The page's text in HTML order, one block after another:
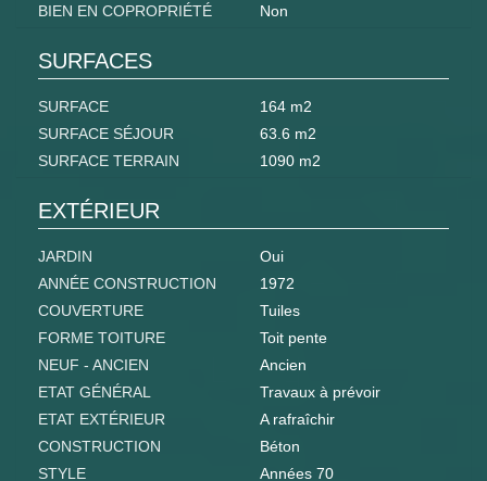
BIEN EN COPROPRIÉTÉ Non
SURFACES
SURFACE
164 m2
SURFACE SÉJOUR
63.6 m2
SURFACE TERRAIN
1090 m2
EXTÉRIEUR
JARDIN
Oui
ANNÉE CONSTRUCTION
1972
COUVERTURE
Tuiles
FORME TOITURE
Toit pente
NEUF - ANCIEN
Ancien
ETAT GÉNÉRAL
Travaux à prévoir
ETAT EXTÉRIEUR
A rafraîchir
CONSTRUCTION
Béton
STYLE
Années 70